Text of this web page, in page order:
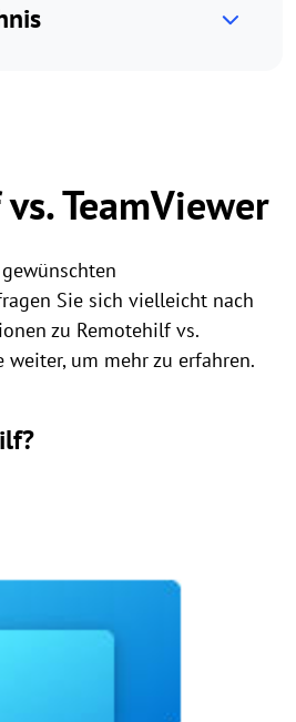
TeamViewer
Sie sich vielleicht nach
zu Remotehilf vs.
weiter, um mehr zu erfahren.